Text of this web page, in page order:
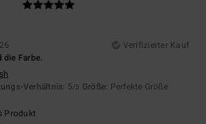
Verifizierter Kauf
die Farbe.
Verhältnis: 5/5 Größe: Perfekte Größe
Produkt